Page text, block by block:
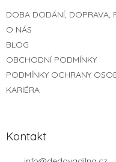
DOBA DODÁNÍ, DOPRAVA,
O NÁS
BLOG
OBCHODNÍ PODMÍNKY
PODMÍNKY OCHRANY
KARIÉRA
Kontakt